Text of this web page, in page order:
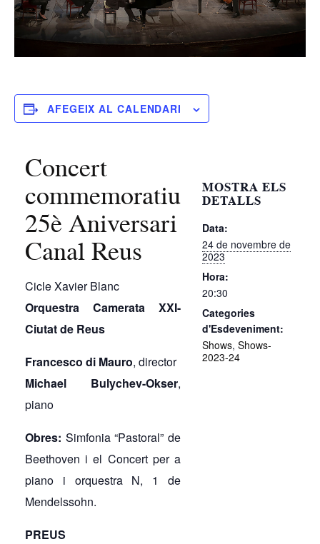
AFEGEIX AL CALENDARI
Concert
commemoratiu
25è Aniversari
Canal Reus
Cicle Xavier Blanc
Orquestra Camerata XXI-
Ciutat de Reus
Francesco di Mauro, director
Michael Bulychev-Okser,
piano
Obres: Simfonia “Pastoral” de
Beethoven i el Concert per a
piano i orquestra N, 1 de
Mendelssohn.
PREUS
MOSTRA ELS
DETALLS
Data:
24 de novembre de
2023
Hora:
20:30
Categories
d'Esdeveniment:
Shows, Shows-
2023-24